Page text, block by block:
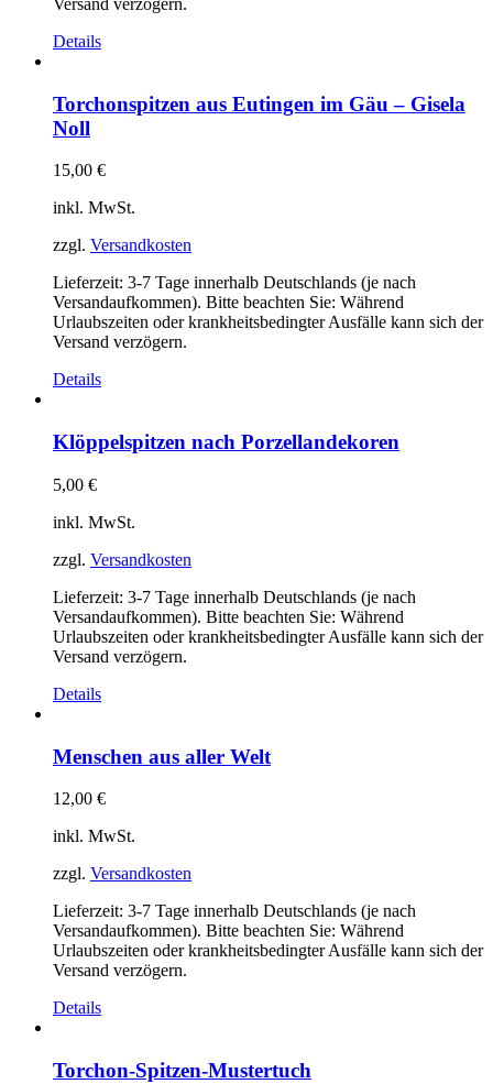
Versand verzögern.
Details
Torchonspitzen aus Eutingen im Gäu – Gisela
Noll
15,00 €
inkl. MwSt.
zzgl. Versandkosten
Lieferzeit: 3-7 Tage innerhalb Deutschlands (je nach
Versandaufkommen). Bitte beachten Sie: Während
Urlaubszeiten oder krankheitsbedingter Ausfälle kann sich der
Versand verzögern.
Details
Klöppelspitzen nach Porzellandekoren
5,00 €
inkl. MwSt.
zzgl. Versandkosten
Lieferzeit: 3-7 Tage innerhalb Deutschlands (je nach
Versandaufkommen). Bitte beachten Sie: Während
Urlaubszeiten oder krankheitsbedingter Ausfälle kann sich der
Versand verzögern.
Details
Menschen aus aller Welt
12,00 €
inkl. MwSt.
zzgl. Versandkosten
Lieferzeit: 3-7 Tage innerhalb Deutschlands (je nach
Versandaufkommen). Bitte beachten Sie: Während
Urlaubszeiten oder krankheitsbedingter Ausfälle kann sich der
Versand verzögern.
Details
Torchon-Spitzen-Mustertuch